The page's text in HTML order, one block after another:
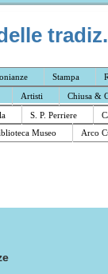
Stampa
Artisti
Chiusa &
S. P. Perriere
Museo Arco